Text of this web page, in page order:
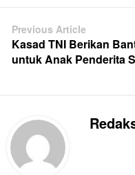
Previous Article
Kasad TNI Berikan
untuk Anak Penderita